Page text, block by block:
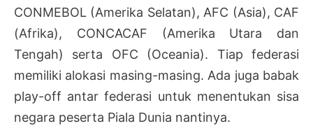
CONMEBOL (Amerika Selatan), AFC (Asia), CAF
(Afrika), CONCACAF (Amerika Utara dan
Tengah) serta OFC (Oceania). Tiap federasi
memiliki alokasi masing-masing. Ada juga babak
play-off antar federasi untuk menentukan sisa
negara peserta Piala Dunia nantinya.